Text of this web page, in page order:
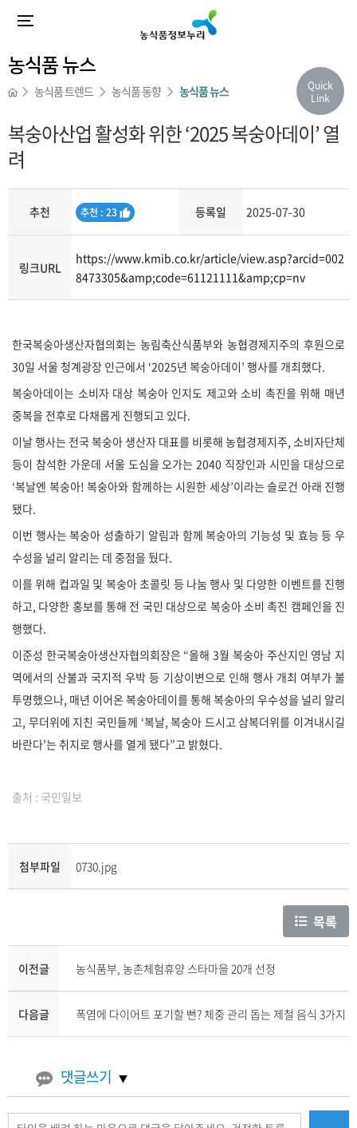
농식품 뉴스
농식품 트렌드 농식품 동향 농식품 뉴스
복숭아산업 활성화 위한 ‘2025 복숭아데이’ 열
려
추천
추
추천 : 23 등록일 2025-07-30
링크URL
https://www.kmib.co.kr/article/view.asp?arcid=002
8473305&amp;code=61121111&amp;cp=nv
한국복숭아생산자협의회는 농림축산식품부와 농협경제지주의 후원으로
30일 서울 청계광장 인근에서 ‘2025년 복숭아데이’ 행사를 개최했다.
복숭아데이는 소비자 대상 복숭아 인지도 제고와 소비 촉진을 위해 매년
중복을 전후로 다채롭게 진행되고 있다.
이날 행사는 전국 복숭아 생산자 대표를 비롯해 농협경제지주, 소비자단체
등이 참석한 가운데 서울 도심을 오가는 2040 직장인과 시민을 대상으로
‘복날엔 복숭아! 복숭아와 함께하는 시원한 세상’이라는 슬로건 아래 진행
됐다.
이번 행사는 복숭아 성출하기 알림과 함께 복숭아의 기능성 및 효능 등 우
수성을 널리 알리는 데 중점을 뒀다.
이를 위해 컵과일 및 복숭아 초콜릿 등 나눔 행사 및 다양한 이벤트를 진행
하고, 다양한 홍보를 통해 전 국민 대상으로 복숭아 소비 촉진 캠페인을 진
행했다.
이준성 한국복숭아생산자협의회장은 “올해 3월 복숭아 주산지인 영남 지
역에서의 산불과 국지적 우박 등 기상이변으로 인해 행사 개최 여부가 불
투명했으나, 매년 이어온 복숭아데이를 통해 복숭아의 우수성을 널리 알리
고, 무더위에 지친 국민들께 ‘복날, 복숭아 드시고 삼복더위를 이겨내시길
바란다’는 취지로 행사를 열게 됐다”고 밝혔다.
출처 : 국민일보
첨부파일 0730.jpg
목록
이전글 농식품부, 농촌체험휴양 스타마을 20개 선정
다음글 폭염에 다이어트 포기할 뻔? 체중 관리 돕는 제철 음식 3가지
댓글쓰기
Quick
Link